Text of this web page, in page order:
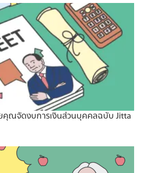
นุษย์ จากการศึกษาและสังเกตพฤติกรรม
Jung จิตแพทย์ชาวสวิส ผู้ก่อตั้งแนวคิด
Psychology) และถูกพัฒนาขึ้นโดย
และ Isabel Briggs Myers จนออกมาเป็น
Types) เช่น ISFP INFT ISTJ ESTP
ารทดสอบบุคลิกภาพที่ได้รับความนิยม
Traits ที่หลายคนเคยทดสอบ
อีกแบบทดสอบหนึ่งที่เป็นที่นิยมไม่แพ้กัน
Traits หรือ […]
คุณจัดงบการเงินส่วนบุคคลฉบับ Jitta